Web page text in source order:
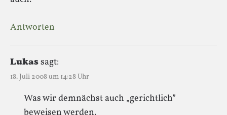
Antworten
Lukassagt:
18. Juli 2008 um 14:28 Uhr
Was wir demnächst auch „gerichtlich”